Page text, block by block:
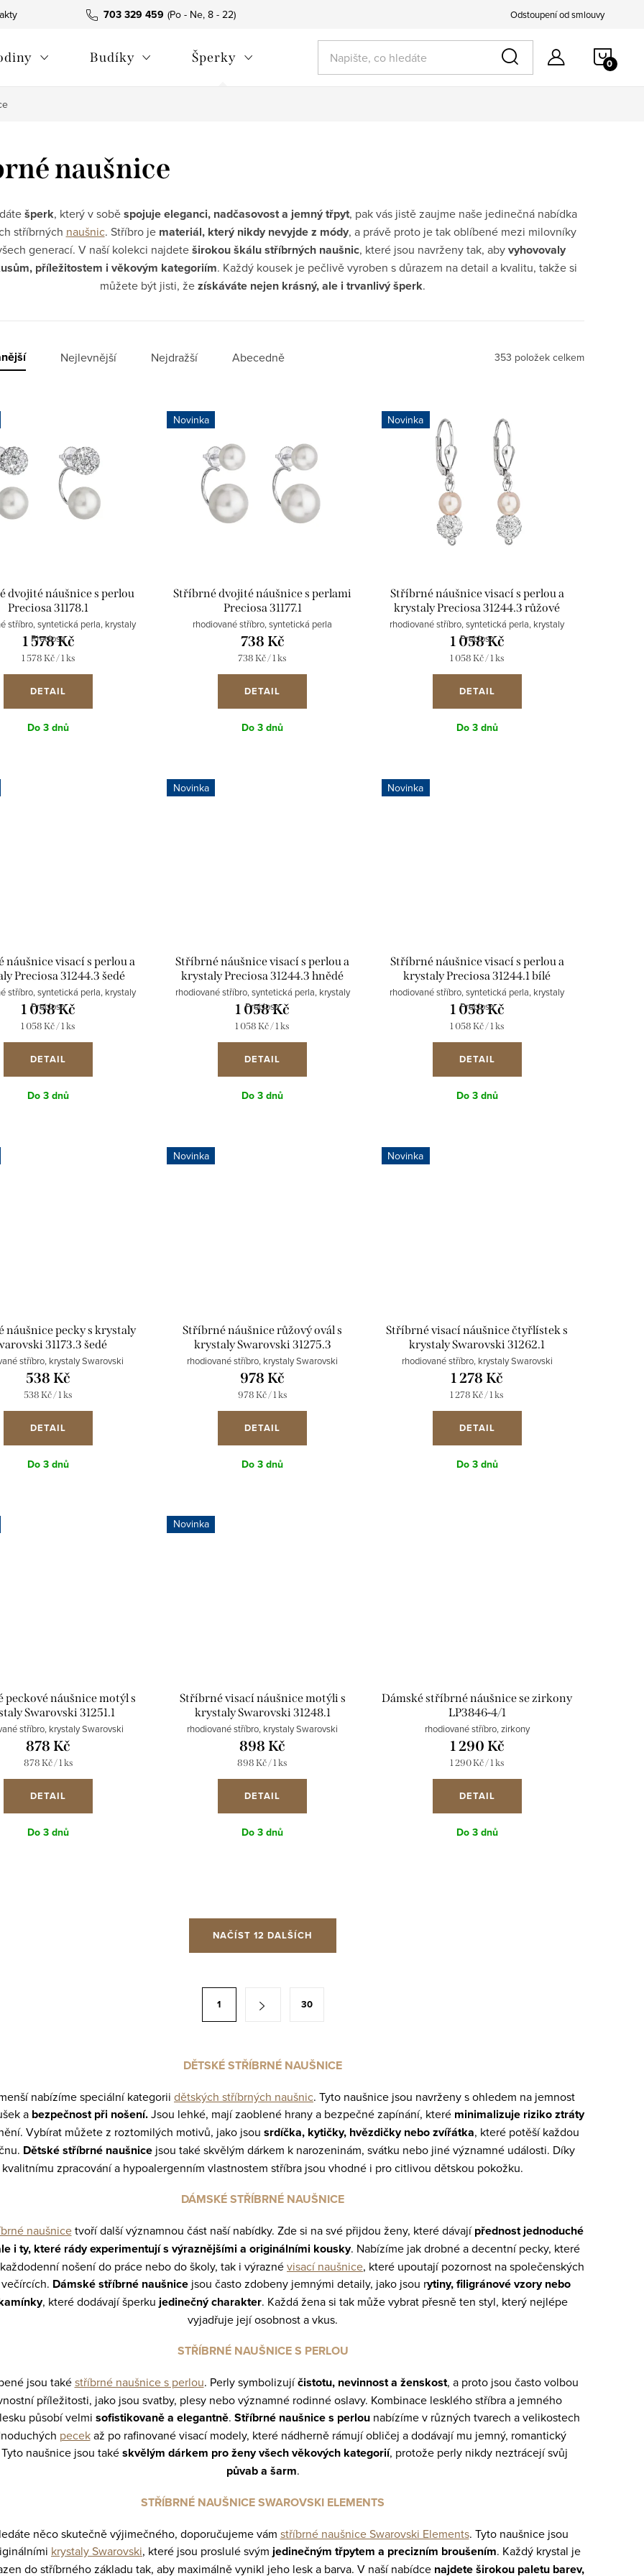
703 329 459 Odstoupení od smlouvy
Budíky Šperky
naušnice
šperk, který v soběspojuje eleganci, nadčasovost a jemný třpyt, pak vás jistě zaujme naše jedinečná nabídka
stříbrných naušnic. Stříbro je materiál, který nikdy nevyjde z módy, a právě proto je tak oblíbené mezi milovníky
generací. V naší kolekci najdeteširokou škálu stříbrných naušnic, které jsou navrženy tak, abyvyhovovaly
příležitostem i věkovým kategoriím. Každý kousek je pečlivě vyroben s důrazem na detail a kvalitu, takže si
můžete být jisti, žezískáváte nejen krásný, ale i trvanlivý šperk.
Nejlevnější Nejdražší Abecedně 353 položek celkem
dvojité náušnice s perlou
Preciosa 31178.1
stříbro, syntetická perla, krystaly
Preciosa
1 578 Kč
Měrná
cena:
1 578 Kč / 1 ks
DETAIL
Do 3 dnů
Novinka
Stříbrné dvojité náušnice s perlami
Preciosa 31177.1
rhodiované stříbro, syntetická perla
738 Kč
Měrná
cena:
738 Kč / 1 ks
DETAIL
Do 3 dnů
Novinka
Stříbrné náušnice visací s perlou a
krystaly Preciosa 31244.3 růžové
rhodiované stříbro, syntetická perla, krystaly
Preciosa
1 058 Kč
Měrná
cena:
1 058 Kč / 1 ks
DETAIL
Do 3 dnů
náušnice visací s perlou a
Preciosa 31244.3 šedé
stříbro, syntetická perla, krystaly
Preciosa
1 058 Kč
Měrná
cena:
1 058 Kč / 1 ks
DETAIL
Do 3 dnů
Novinka
Stříbrné náušnice visací s perlou a
krystaly Preciosa 31244.3 hnědé
rhodiované stříbro, syntetická perla, krystaly
Preciosa
1 058 Kč
Měrná
cena:
1 058 Kč / 1 ks
DETAIL
Do 3 dnů
Novinka
Stříbrné náušnice visací s perlou a
krystaly Preciosa 31244.1 bílé
rhodiované stříbro, syntetická perla, krystaly
Preciosa
1 058 Kč
Měrná
cena:
1 058 Kč / 1 ks
DETAIL
Do 3 dnů
náušnice pecky s krystaly
31173.3 šedé
stříbro, krystaly Swarovski
538 Kč
Měrná
538 Kč / 1 ks
DETAIL
Do 3 dnů
Novinka
Stříbrné náušnice růžový ovál s
krystaly Swarovski 31275.3
rhodiované stříbro, krystaly Swarovski
978 Kč
Měrná
978 Kč / 1 ks
DETAIL
Do 3 dnů
Novinka
Stříbrné visací náušnice čtyřlístek s
krystaly Swarovski 31262.1
rhodiované stříbro, krystaly Swarovski
1 278 Kč
Měrná
1 278 Kč / 1 ks
DETAIL
Do 3 dnů
peckové náušnice motýl s
Swarovski 31251.1
stříbro, krystaly Swarovski
878 Kč
Měrná
878 Kč / 1 ks
DETAIL
Do 3 dnů
Novinka
Stříbrné visací náušnice motýli s
krystaly Swarovski 31248.1
rhodiované stříbro, krystaly Swarovski
898 Kč
Měrná
898 Kč / 1 ks
DETAIL
Do 3 dnů
Dámské stříbrné náušnice se zirkony
LP3846-4/1
rhodiované stříbro, zirkony
1 290 Kč
Měrná
1 290 Kč / 1 ks
DETAIL
Do 3 dnů
NAČÍST 12 DALŠÍCH
1 30
DĚTSKÉ STŘÍBRNÉ NAUŠNICE
nabízíme speciální kategorii dětských stříbrných naušnic. Tyto naušnice jsou navrženy s ohledem na jemnost
a bezpečnost při nošení.Jsou lehké, mají zaoblené hrany a bezpečné zapínání, které minimalizuje riziko ztráty
Vybírat můžete z roztomilých motivů, jako jsou srdíčka, kytičky, hvězdičky nebo zvířátka, které potěší každou
Dětské stříbrné naušnice jsou také skvělým dárkem k narozeninám, svátku nebo jiné významné události. Díky
kvalitnímu zpracování a hypoalergenním vlastnostem stříbra jsou vhodné i pro citlivou dětskou pokožku.
DÁMSKÉ STŘÍBRNÉ NAUŠNICE
naušnicetvoří další významnou část naší nabídky. Zde si na své přijdou ženy, které dávajípřednost jednoduché
i ty, které rády experimentují s výraznějšími a originálními kousky. Nabízíme jak drobné a decentní pecky, které
nošení do práce nebo do školy, tak i výraznévisací naušnice, které upoutají pozornost na společenských
Dámské stříbrné naušnice jsou často zdobeny jemnými detaily, jako jsou rytiny, filigránové vzory nebo
, které dodávají šperku jedinečný charakter. Každá žena si tak může vybrat přesně ten styl, který nejlépe
vyjadřuje její osobnost a vkus.
STŘÍBRNÉ NAUŠNICE S PERLOU
jsou takéstříbrné naušnice s perlou. Perly symbolizujíčistotu, nevinnost a ženskost, a proto jsou často volbou
příležitosti, jako jsou svatby, plesy nebo významné rodinné oslavy. Kombinace lesklého stříbra a jemného
působí velmi sofistikovaně a elegantně. Stříbrné naušnice s perlou nabízíme v různých tvarech a velikostech
pecekaž po rafinované visací modely, které nádherně rámují obličej a dodávají mu jemný, romantický
naušnice jsou takéskvělým dárkem pro ženy všech věkových kategorií, protože perly nikdy neztrácejí svůj
půvab a šarm.
STŘÍBRNÉ NAUŠNICE SWAROVSKI ELEMENTS
něco skutečně výjimečného, doporučujeme vám stříbrné naušnice Swarovski Elements. Tyto naušnice jsou
krystaly Swarovski, které jsou proslulé svým jedinečným třpytem a precizním broušením. Každý krystal je
do stříbrného základu tak, aby maximálně vynikl jeho lesk a barva. V naší nabídce najdete širokou paletu barev,